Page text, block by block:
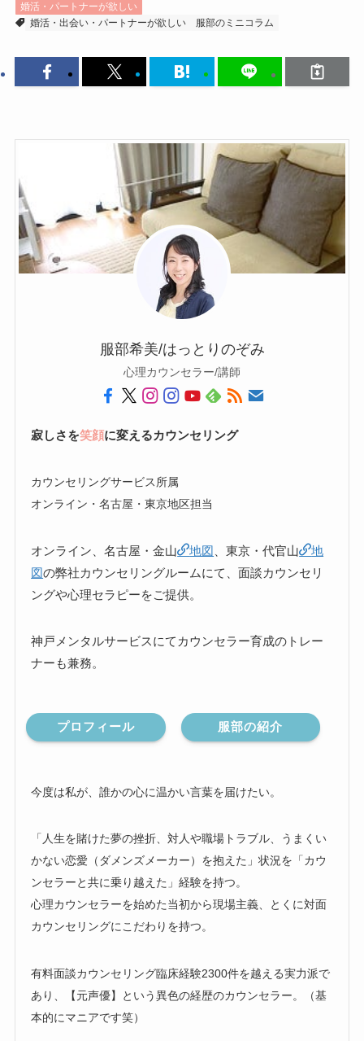
婚活・パートナーが欲しい
婚活・出会い・パートナーが欲しい
服部のミニコラム
服部希美/はっとりのぞみ
心理カウンセラー/講師
寂しさを笑顔に変えるカウンセリング
カウンセリングサービス所属
オンライン・名古屋・東京地区担当
オンライン、名古屋・金山 地図 、東京・代官山
地
図の弊社カウンセリングルームにて、面談カウンセリ
ングや心理セラピーをご提供。
神戸メンタルサービスにてカウンセラー育成のトレー
ナーも兼務。
プロフィール 服部の紹介
今度は私が、誰かの心に温かい言葉を届けたい。
「人生を賭けた夢の挫折、対人や職場トラブル、うまくい
かない恋愛（ダメンズメーカー）を抱えた」状況を「カウ
ンセラーと共に乗り越えた」経験を持つ。
心理カウンセラーを始めた当初から現場主義、とくに対面
カウンセリングにこだわりを持つ。
有料面談カウンセリング臨床経験2300件を越える実力派で
あり、【元声優】という異色の経歴のカウンセラー。（基
本的にマニアです笑）